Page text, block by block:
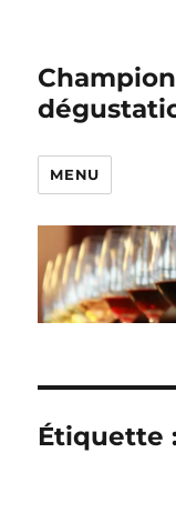
MENU
Étiquette